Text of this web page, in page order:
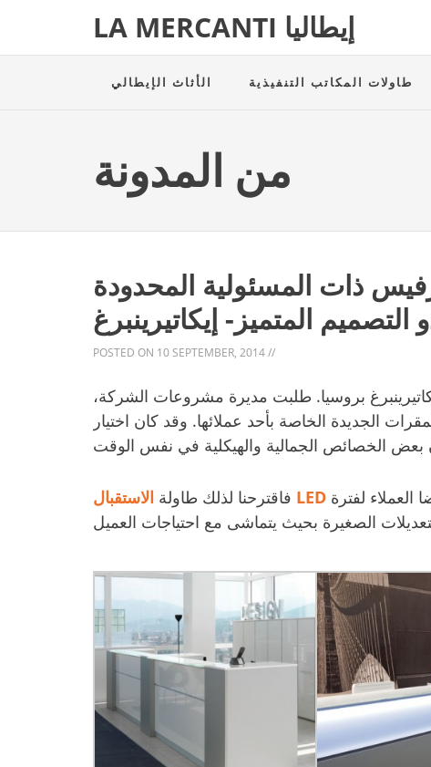
LA MERCANTI إيطاليا
الأثاث الإيطالي طاولات المكاتب التنفيذية
من المدونة
ذات المسئولية المحدودة
التصميم المتميز- إيكاتيرينبرغ
POSTED ON 10 SEPTEMBER, 2014//
بروسيا. طلبت مديرة مشروعات الشركة،
الجديدة الخاصة بأحد عملائها. وقد كان اختيار
فاقترحنا لذلك طاولة الاستقبال LED العملاء لفترة